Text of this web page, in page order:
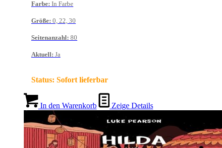
Farbe: In Farbe
Größe: 0, 22, 30
Seitenanzahl: 80
Aktuell: Ja
Status: Sofort lieferbar
In den Warenkorb Zeige Details